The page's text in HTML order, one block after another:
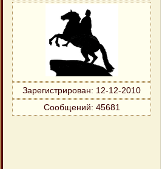
Зарегистрирован: 12-12-2010
Сообщений: 45681